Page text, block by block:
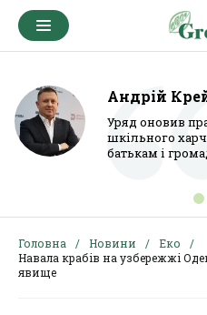
Андрій
Уряд оновив
шкільного
батькам і
Головна Новини
Еко
Навала крабів на узбережжі
явище